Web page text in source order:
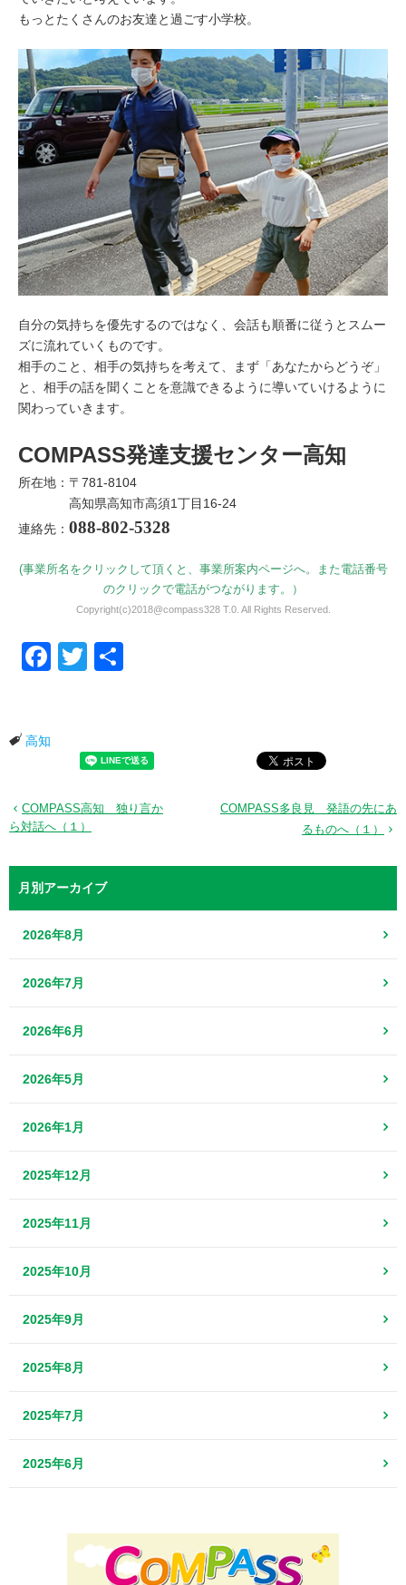
もっとたくさんのお友達と過ごす小学校。
自分の気持ちを優先するのではなく、会話も順番に従うとスムー
ズに流れていくものです。
相手のこと、相手の気持ちを考えて、まず「あなたからどうぞ」
と、相手の話を聞くことを意識できるように導いていけるように
関わっていきます。
COMPASS発達支援センター高知
所在地：〒781-8104
高知県高知市高須1丁目16-24
連絡先： 088-802-5328
(事業所名をクリックして頂くと、事業所案内ページへ。また電話番号
のクリックで電話がつながります。）
Copyright(c)2018@compass328 T.0. All Rights Reserved.
FacebookTwitter
高知
COMPASS高知 独り言か
ら対話へ（１）
COMPASS多良見 発語の先にあ
るものへ（１）
月別アーカイブ
2026年8月
2026年7月
2026年6月
2026年5月
2026年1月
2025年12月
2025年11月
2025年10月
2025年9月
2025年8月
2025年7月
2025年6月